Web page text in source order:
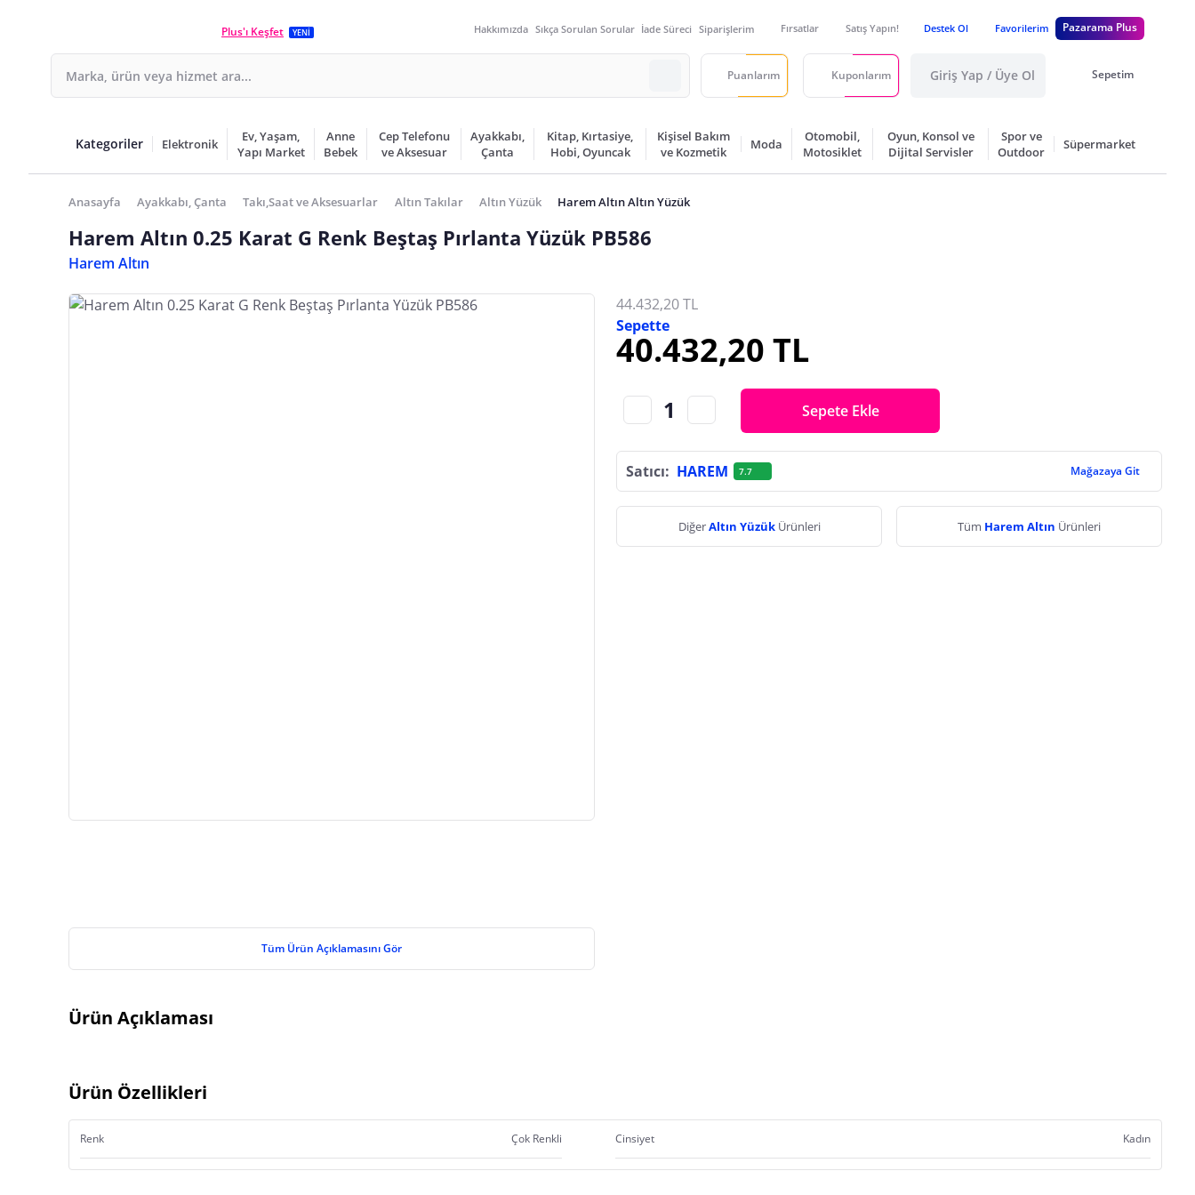
Plus'ı Keşfet YENİ Hakkımızda Sıkça Sorulan Sorular İade Süreci Siparişlerim Fırsatlar Satış Yapın! Destek Ol Favorilerim Pazarama Plus
Puanlarım Kuponlarım Giriş Yap / Üye Ol Sepetim
Kategoriler Elektronik
Ev, Yaşam,
Yapı Market
Anne
Bebek
Cep Telefonu
ve Aksesuar
Ayakkabı,
Çanta
Kitap, Kırtasiye,
Hobi, Oyuncak
Kişisel Bakım
ve Kozmetik
Moda
Otomobil,
Motosiklet
Oyun, Konsol ve
Dijital Servisler
Spor ve
Outdoor
Süpermarket
Anasayfa Ayakkabı, Çanta Takı,Saat ve Aksesuarlar Altın Takılar Altın Yüzük Harem Altın Altın Yüzük
Harem Altın 0.25 Karat G Renk Beştaş Pırlanta Yüzük PB586
Harem Altın
Tüm Ürün Açıklamasını Gör
44.432,20 TL
Sepette
40.432,20 TL
Sepete Ekle
Satıcı: HAREM 7.7 Mağazaya Git
DiğerAltın Yüzük Ürünleri Tüm Harem Altın Ürünleri
Ürün Açıklaması
Ürün Özellikleri
Renk Çok Renkli Cinsiyet Kadın